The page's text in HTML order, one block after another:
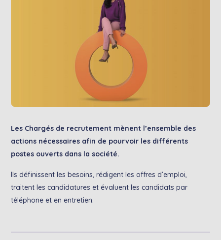
Les Chargés de recrutement mènent l’ensemble des
actions nécessaires afin de pourvoir les différents
postes ouverts dans la société.
Ils définissent les besoins, rédigent les offres d’emploi,
traitent les candidatures et évaluent les candidats par
téléphone et en entretien.